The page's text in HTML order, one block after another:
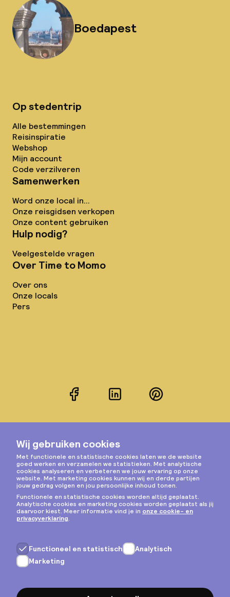
Boedapest
Op stedentrip
Alle bestemmingen
Reisinspiratie
Webshop
Mijn account
Code verzilveren
Samenwerken
Word onze local in...
Onze reisgidsen verkopen
Onze content gebruiken
Hulp nodig?
Veelgestelde vragen
Over Time to Momo
Over ons
Onze locals
Pers
FacebookLinkedInPinterest
Instagram
Privacy & cookies
Algemene voorwaarden